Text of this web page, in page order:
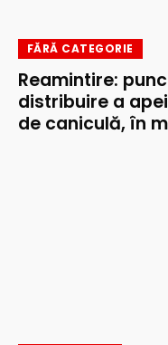
FĂRĂ CATEGORIE
Reamintire:
distribuire a
de caniculă, în